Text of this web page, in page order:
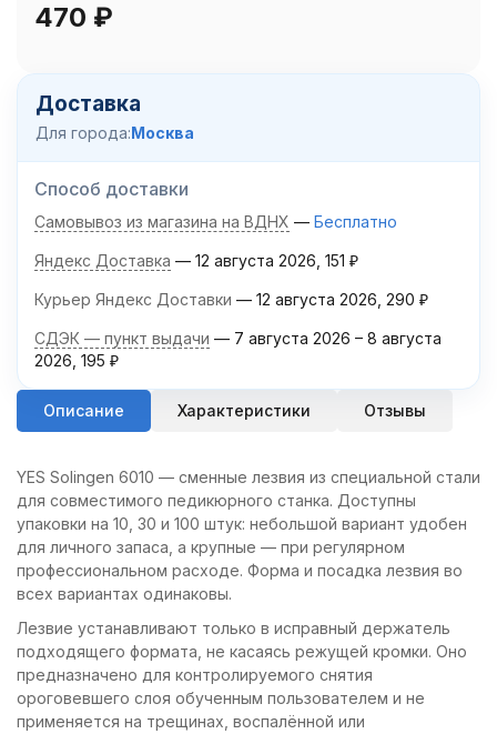
470 ₽
Доставка
Для города:Москва
Способ доставки
Самовывоз из магазина на ВДНХ Бесплатно
Яндекс Доставка 12 августа 2026 151 ₽
Курьер Яндекс Доставки 12 августа 2026 290 ₽
СДЭК — пункт выдачи 7 августа 2026 – 8 августа
2026 195 ₽
Описание Характеристики Отзывы
YES Solingen 6010 — сменные лезвия из специальной стали
для совместимого педикюрного станка. Доступны
упаковки на 10, 30 и 100 штук: небольшой вариант удобен
для личного запаса, а крупные — при регулярном
профессиональном расходе. Форма и посадка лезвия во
всех вариантах одинаковы.
Лезвие устанавливают только в исправный держатель
подходящего формата, не касаясь режущей кромки. Оно
предназначено для контролируемого снятия
ороговевшего слоя обученным пользователем и не
применяется на трещинах, воспалённой или